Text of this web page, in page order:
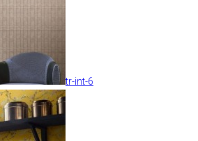
tr-int-6